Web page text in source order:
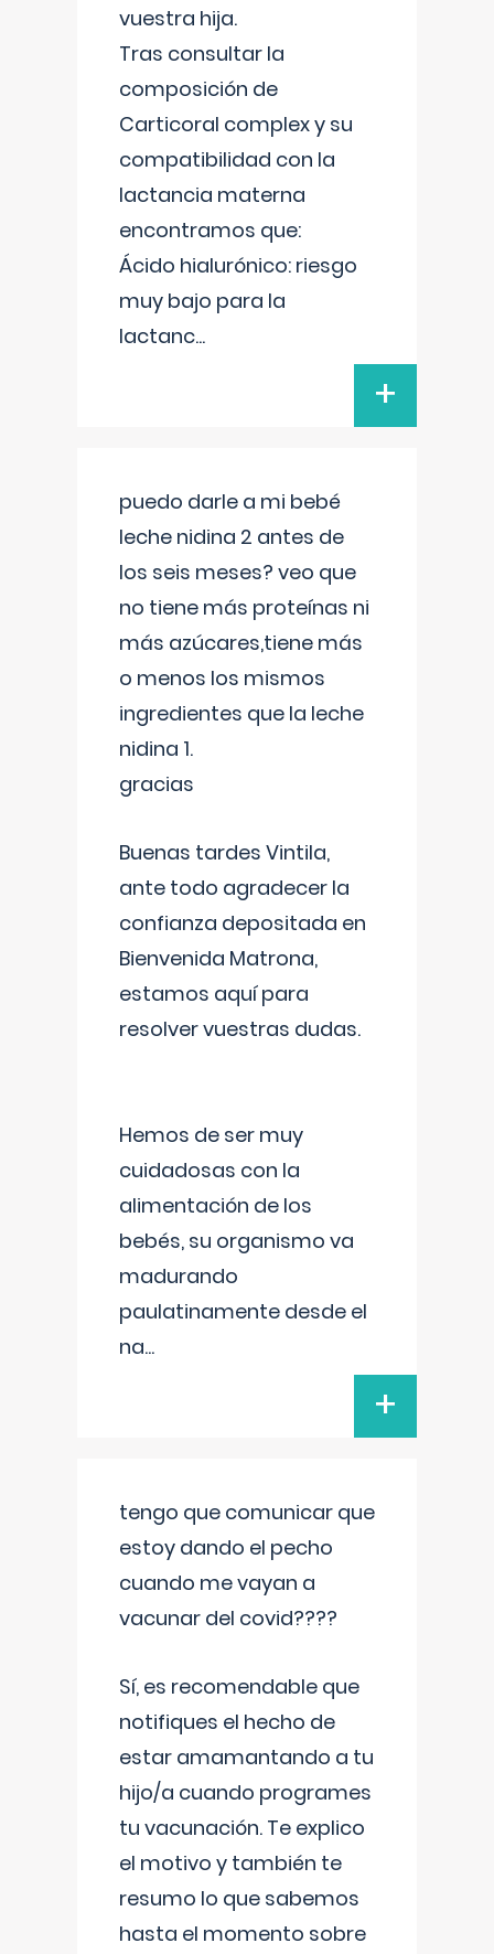
vuestra hija.
Tras consultar la
composición de
Carticoral complex y su
compatibilidad con la
lactancia materna
encontramos que:
Ácido hialurónico: riesgo
muy bajo para la
lactanc...
+
puedo darle a mi bebé
leche nidina 2 antes de
los seis meses? veo que
no tiene más proteínas ni
más azúcares,tiene más
o menos los mismos
ingredientes que la leche
nidina 1.
gracias
Buenas tardes Vintila,
ante todo agradecer la
confianza depositada en
Bienvenida Matrona,
estamos aquí para
resolver vuestras dudas.
Hemos de ser muy
cuidadosas con la
alimentación de los
bebés, su organismo va
madurando
paulatinamente desde el
na...
+
tengo que comunicar que
estoy dando el pecho
cuando me vayan a
vacunar del covid????
Sí, es recomendable que
notifiques el hecho de
estar amamantando a tu
hijo/a cuando programes
tu vacunación. Te explico
el motivo y también te
resumo lo que sabemos
hasta el momento sobre